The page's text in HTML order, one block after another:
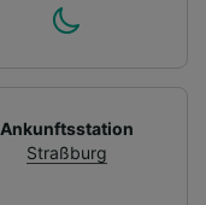
Ankunftsstation
Straßburg